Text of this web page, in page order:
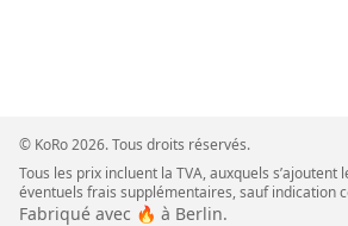
© KoRo 2026. Tous droits réservés.
Tous les prix incluent la TVA, auxquels
éventuels frais supplémentaires, sauf indication
Fabriqué avec 🔥 à Berlin.